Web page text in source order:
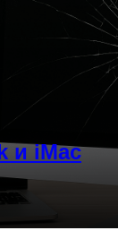
и iMac